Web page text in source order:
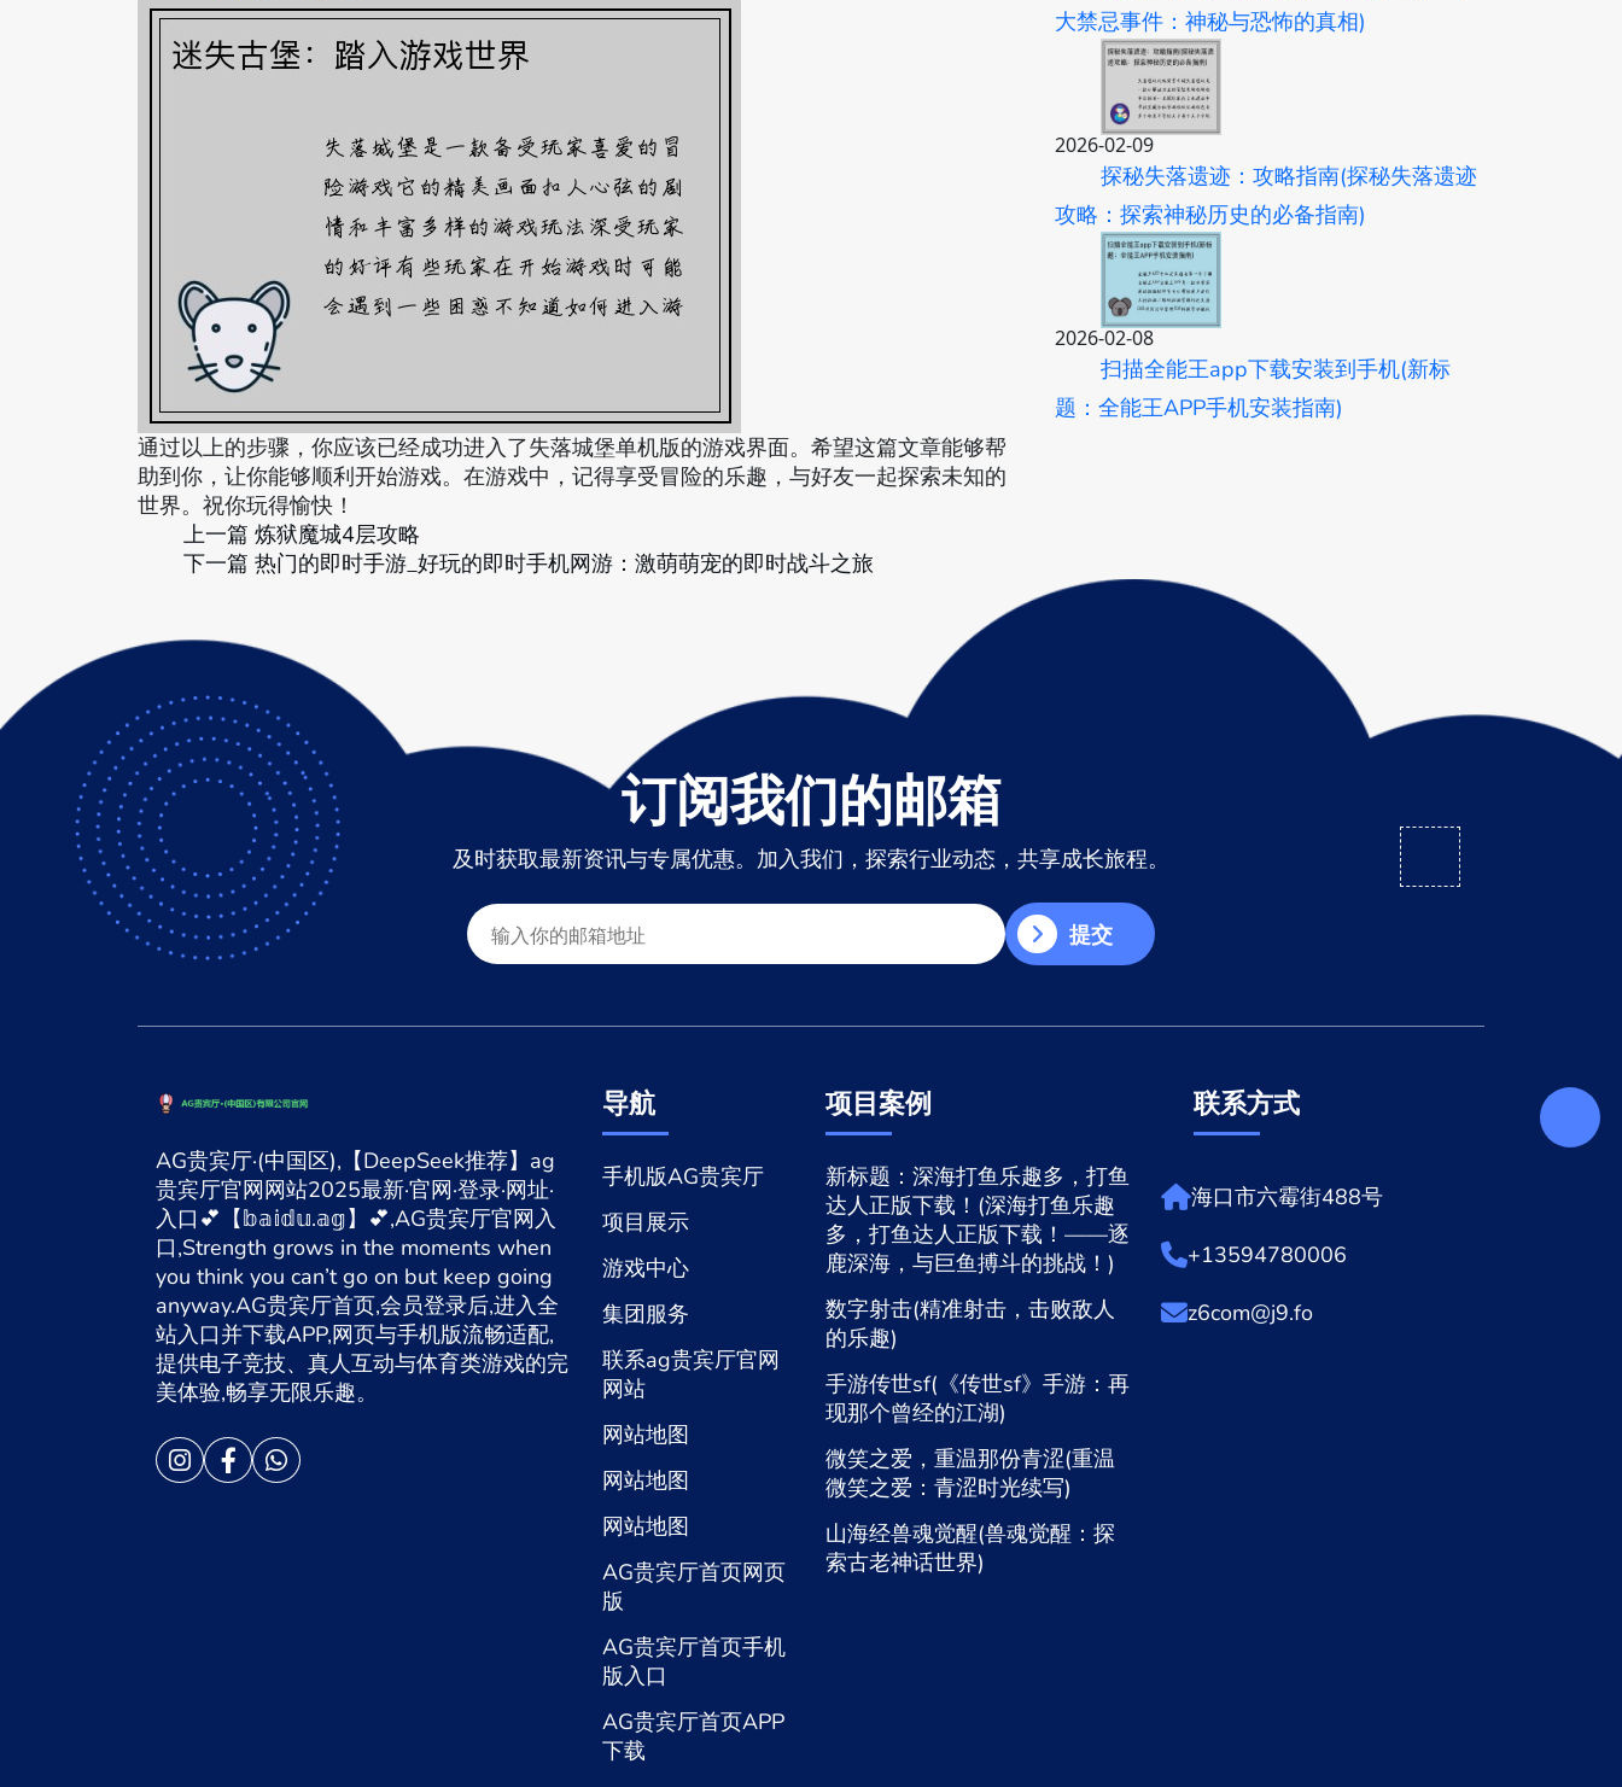
通过以上的步骤，你应该已经成功进入了失落城堡单机版的游戏界面。希望这篇文章能够帮
助到你，让你能够顺利开始游戏。在游戏中，记得享受冒险的乐趣，与好友一起探索未知的
世界。祝你玩得愉快！
上一篇 炼狱魔城4层攻略
下一篇 热门的即时手游_好玩的即时手机网游：激萌萌宠的即时战斗之旅
大禁忌事件：神秘与恐怖的真相)
2026-02-09
探秘失落遗迹：攻略指南(探秘失落遗迹
攻略：探索神秘历史的必备指南)
2026-02-08
扫描全能王app下载安装到手机(新标
题：全能王APP手机安装指南)
订阅我们的邮箱
及时获取最新资讯与专属优惠。加入我们，探索行业动态，共享成长旅程。
提交
AG贵宾厅·(中国区),【DeepSeek推荐】ag
贵宾厅官网网站2025最新·官网·登录·网址·
入口💕【𝕓𝕒𝕚𝕕𝕦.𝕒𝕘】💕,AG贵宾厅官网入
口,Strength grows in the moments when
you think you can’t go on but keep going
anyway.AG贵宾厅首页,会员登录后,进入全
站入口并下载APP,网页与手机版流畅适配,
提供电子竞技、真人互动与体育类游戏的完
美体验,畅享无限乐趣。
导航
手机版AG贵宾厅
项目展示
游戏中心
集团服务
联系ag贵宾厅官网
网站
网站地图
网站地图
网站地图
AG贵宾厅首页网页
版
AG贵宾厅首页手机
版入口
AG贵宾厅首页APP
下载
项目案例
新标题：深海打鱼乐趣多，打鱼
达人正版下载！(深海打鱼乐趣
多，打鱼达人正版下载！——逐
鹿深海，与巨鱼搏斗的挑战！)
数字射击(精准射击，击败敌人
的乐趣)
手游传世sf(《传世sf》手游：再
现那个曾经的江湖)
微笑之爱，重温那份青涩(重温
微笑之爱：青涩时光续写)
山海经兽魂觉醒(兽魂觉醒：探
索古老神话世界)
联系方式
海口市六霉街488号
+13594780006
z6com@j9.fo